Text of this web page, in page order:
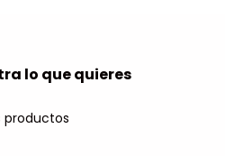
lo que quieres
productos